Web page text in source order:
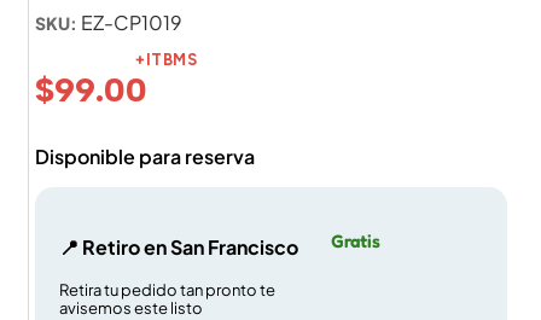
SKU: EZ-CP1019
$99.00
+ITBMS
Disponible para reserva
📍 Retiro en San Francisco
Retira tu pedido tan pronto te
avisemos este listo
Gratis